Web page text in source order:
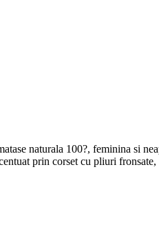
naturala 100?, feminina si
prin corset cu pliuri